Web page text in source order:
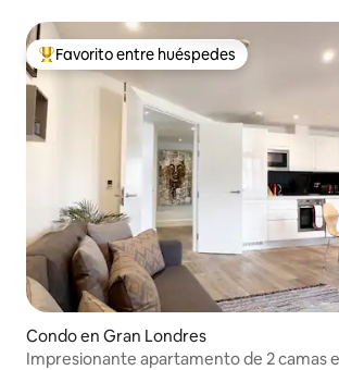
Favorito entre huéspedes preferido
Favorito entre huéspedes
Condo en Gran Londres
Impresionante apartamento de 2 camas